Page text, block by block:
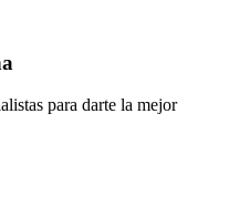
para darte la mejor